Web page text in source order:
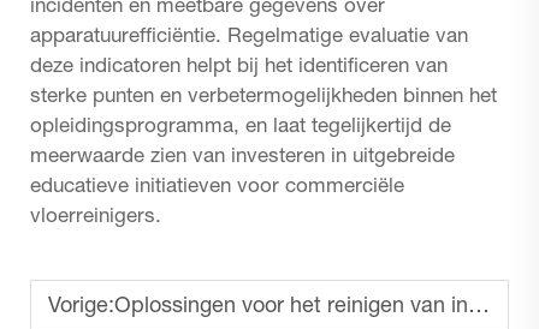
incidenten en meetbare gegevens over
apparatuurefficiëntie. Regelmatige evaluatie van
deze indicatoren helpt bij het identificeren van
sterke punten en verbetermogelijkheden binnen het
opleidingsprogramma, en laat tegelijkertijd de
meerwaarde zien van investeren in uitgebreide
educatieve initiatieven voor commerciële
vloerreinigers.
Vorige:Oplossingen voor het reinigen van industriële vloeren met schrobmachines